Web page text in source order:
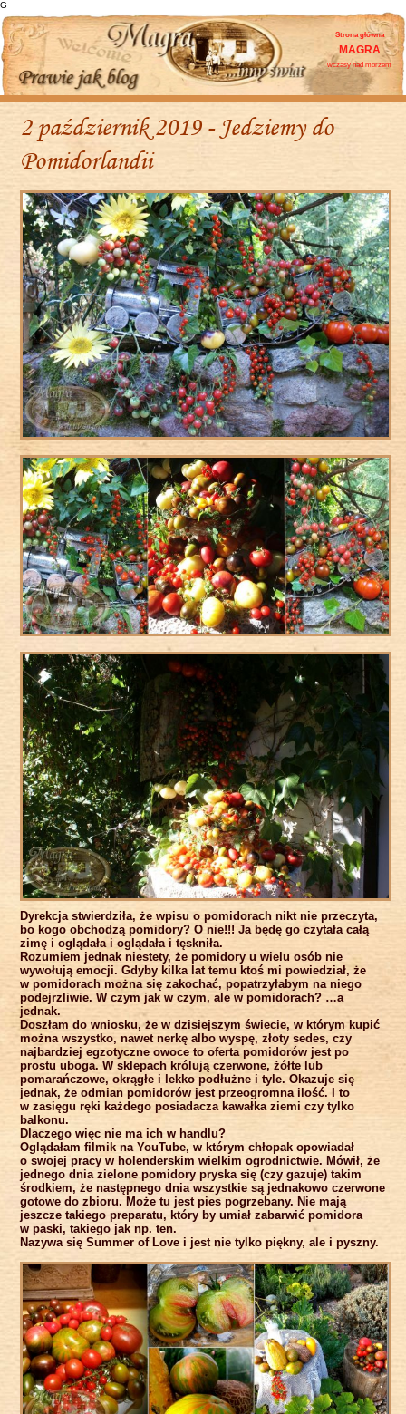
G
Strona główna
MAGRA
wczasy nad morzem
2 październik 2019 - Jedziemy do
Pomidorlandii
Dyrekcja stwierdziła, że wpisu o pomidorach nikt nie przeczyta,
bo kogo obchodzą pomidory? O nie!!! Ja będę go czytała całą
zimę i oglądała i oglądała i tęskniła.
Rozumiem jednak niestety, że pomidory u wielu osób nie
wywołują emocji. Gdyby kilka lat temu ktoś mi powiedział, że
w pomidorach można się zakochać, popatrzyłabym na niego
podejrzliwie. W czym jak w czym, ale w pomidorach? …a
jednak.
Doszłam do wniosku, że w dzisiejszym świecie, w którym kupić
można wszystko, nawet nerkę albo wyspę, złoty sedes, czy
najbardziej egzotyczne owoce to oferta pomidorów jest po
prostu uboga. W sklepach królują czerwone, żółte lub
pomarańczowe, okrągłe i lekko podłużne i tyle. Okazuje się
jednak, że odmian pomidorów jest przeogromna ilość. I to
w zasięgu ręki każdego posiadacza kawałka ziemi czy tylko
balkonu.
Dlaczego więc nie ma ich w handlu?
Oglądałam filmik na YouTube, w którym chłopak opowiadał
o swojej pracy w holenderskim wielkim ogrodnictwie. Mówił, że
jednego dnia zielone pomidory pryska się (czy gazuje) takim
środkiem, że następnego dnia wszystkie są jednakowo czerwone
gotowe do zbioru. Może tu jest pies pogrzebany. Nie mają
jeszcze takiego preparatu, który by umiał zabarwić pomidora
w paski, takiego jak np. ten.
Nazywa się Summer of Love i jest nie tylko piękny, ale i pyszny.